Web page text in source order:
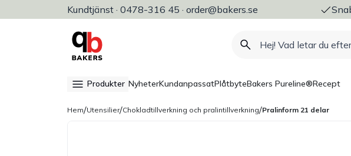
Kundtjänst · 0478-316 45 · order@bakers.se
Allt för bageri, konditori & restaurang
Produkter NyheterKundanpassatPlåtbyteBakers Pureline®Recept
Hem/Utensilier/Chokladtillverkning och pralintillverkning/Pralinform 21 delar